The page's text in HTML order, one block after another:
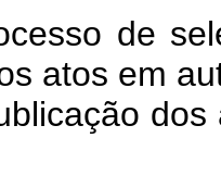
de
atos em